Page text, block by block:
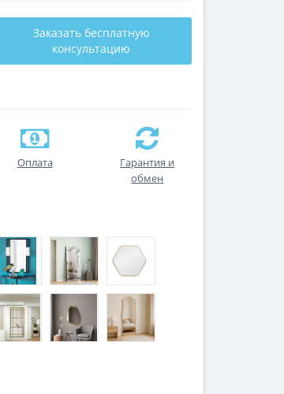
Заказать бесплатную
консультацию
Оплата
Гарантия и
обмен